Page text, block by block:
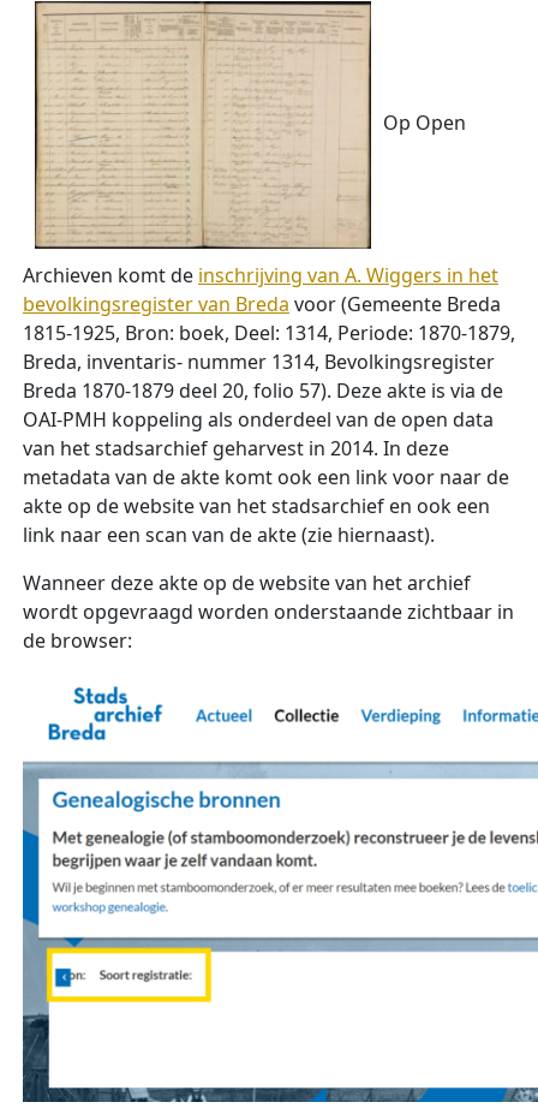
Op Open
Archieven komt de inschrijving van A. Wiggers in het
bevolkingsregister van Breda voor (Gemeente Breda
1815-1925, Bron: boek, Deel: 1314, Periode: 1870-1879,
Breda, inventaris- ­num­mer 1314, Bevolkingsregister
Breda 1870-1879 deel 20, folio 57). Deze akte is via de
OAI-PMH koppeling als onderdeel van de open data
van het stadsarchief geharvest in 2014. In deze
metadata van de akte komt ook een link voor naar de
akte op de website van het stadsarchief en ook een
link naar een scan van de akte (zie hiernaast).
Wanneer deze akte op de website van het archief
wordt opgevraagd worden onderstaande zichtbaar in
de browser: